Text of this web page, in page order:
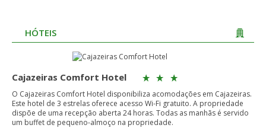
HÓTEIS
Cajazeiras Comfort Hotel
O Cajazeiras Comfort Hotel disponibiliza acomodações em Cajazeiras.
Este hotel de 3 estrelas oferece acesso Wi-Fi gratuito. A propriedade
dispõe de uma recepção aberta 24 horas. Todas as manhãs é servido
um buffet de pequeno-almoço na propriedade.